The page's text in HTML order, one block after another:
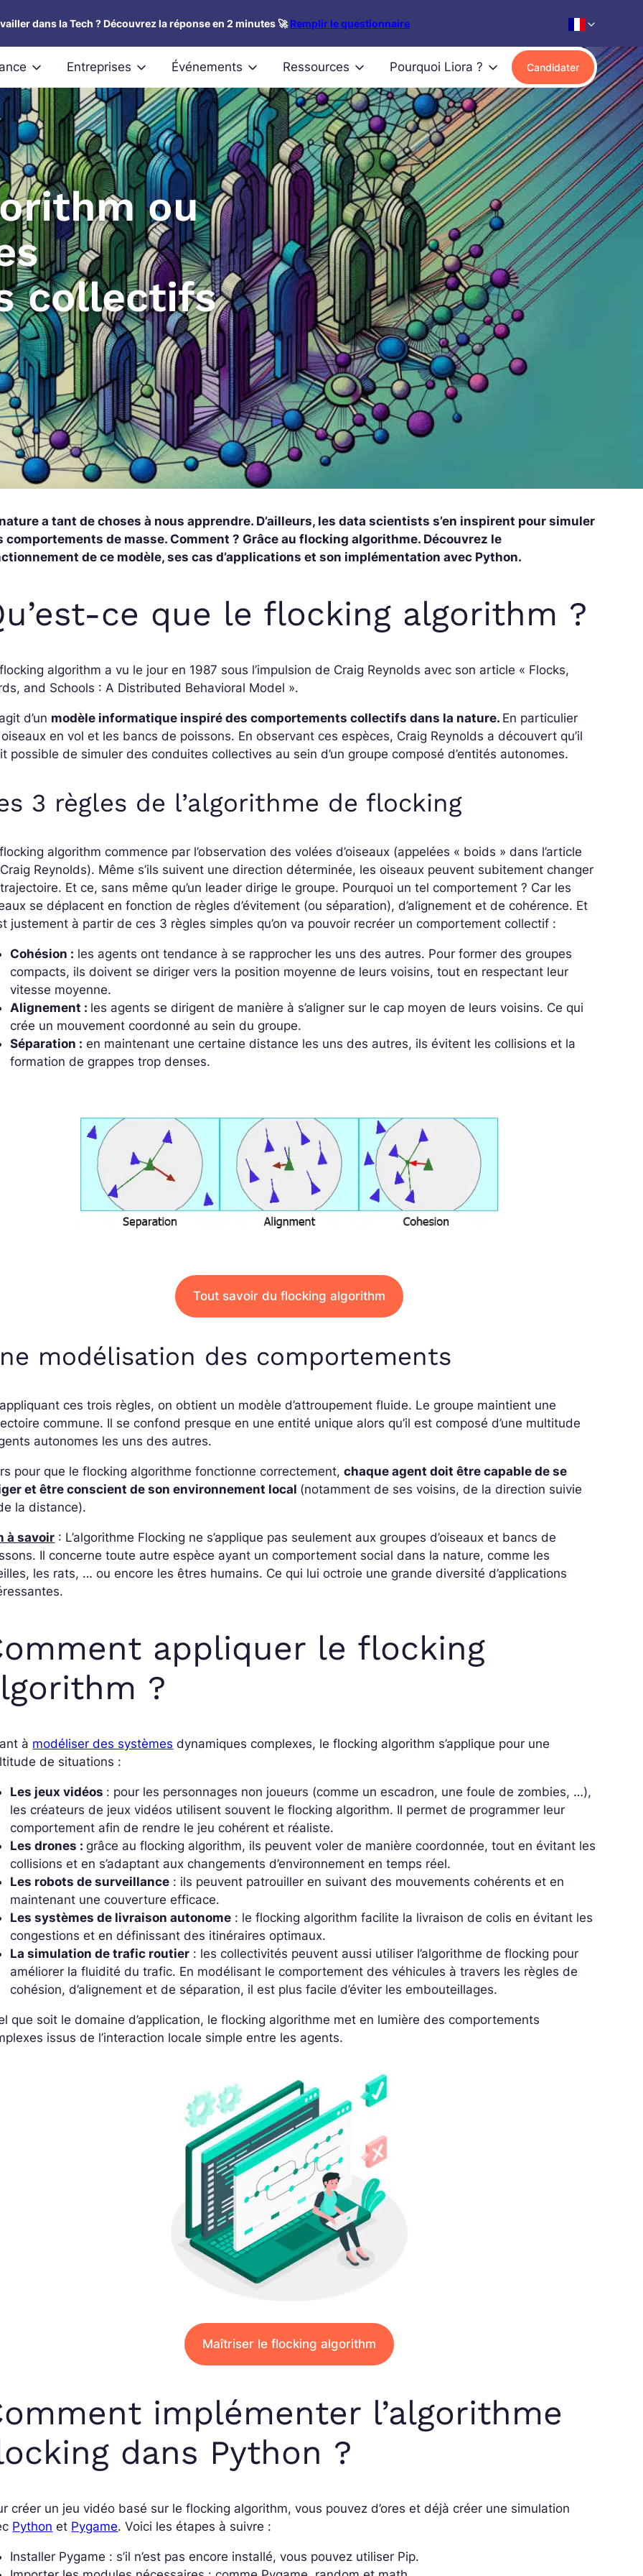
dans la Tech ? Découvrez la réponse en 2 minutes 🚀Remplir le questionnaire
Entreprises Événements Ressources Pourquoi Liora ? Candidater
ou
collectifs
a tant de choses à nous apprendre. D’ailleurs, les data scientists s’en inspirent pour simuler
comportements de masse. Comment ? Grâce au flocking algorithme. Découvrez le
de ce modèle, ses cas d’applications et son implémentation avec Python.
ce que le flocking algorithm ?
algorithm a vu le jour en 1987 sous l’impulsion de Craig Reynolds avec son article « Flocks,
and Schools : A Distributed Behavioral Model ».
d’un modèle informatique inspiré des comportements collectifs dans la nature. En particulier
en vol et les bancs de poissons. En observant ces espèces, Craig Reynolds a découvert qu’il
possible de simuler des conduites collectives au sein d’un groupe composé d’entités autonomes.
3 règles de l’algorithme de flocking
algorithm commence par l’observation des volées d’oiseaux (appelées « boids » dans l’article
Reynolds). Même s’ils suivent une direction déterminée, les oiseaux peuvent subitement changer
Et ce, sans même qu’un leader dirige le groupe. Pourquoi un tel comportement ? Car les
se déplacent en fonction de règles d’évitement (ou séparation), d’alignement et de cohérence. Et
justement à partir de ces 3 règles simples qu’on va pouvoir recréer un comportement collectif :
Cohésion : les agents ont tendance à se rapprocher les uns des autres. Pour former des groupes
compacts, ils doivent se diriger vers la position moyenne de leurs voisins, tout en respectant leur
vitesse moyenne.
Alignement : les agents se dirigent de manière à s’aligner sur le cap moyen de leurs voisins. Ce qui
crée un mouvement coordonné au sein du groupe.
Séparation : en maintenant une certaine distance les uns des autres, ils évitent les collisions et la
formation de grappes trop denses.
Tout savoir du flocking algorithm
modélisation des comportements
ces trois règles, on obtient un modèle d’attroupement fluide. Le groupe maintient une
commune. Il se confond presque en une entité unique alors qu’il est composé d’une multitude
autonomes les uns des autres.
pour que le flocking algorithme fonctionne correctement,chaque agent doit être capable de se
et être conscient de son environnement local (notamment de ses voisins, de la direction suivie
la distance).
à savoir : L’algorithme Flocking ne s’applique pas seulement aux groupes d’oiseaux et bancs de
Il concerne toute autre espèce ayant un comportement social dans la nature, comme les
les rats, … ou encore les êtres humains. Ce qui lui octroie une grande diversité d’applications
appliquer le flocking
?
à modéliser des systèmes dynamiques complexes, le flocking algorithm s’applique pour une
de situations :
Les jeux vidéos : pour les personnages non joueurs (comme un escadron, une foule de zombies, …),
les créateurs de jeux vidéos utilisent souvent le flocking algorithm. Il permet de programmer leur
comportement afin de rendre le jeu cohérent et réaliste.
Les drones : grâce au flocking algorithm, ils peuvent voler de manière coordonnée, tout en évitant les
collisions et en s’adaptant aux changements d’environnement en temps réel.
Les robots de surveillance : ils peuvent patrouiller en suivant des mouvements cohérents et en
maintenant une couverture efficace.
Les systèmes de livraison autonome : le flocking algorithm facilite la livraison de colis en évitant les
congestions et en définissant des itinéraires optimaux.
La simulation de trafic routier : les collectivités peuvent aussi utiliser l’algorithme de flocking pour
améliorer la fluidité du trafic. En modélisant le comportement des véhicules à travers les règles de
cohésion, d’alignement et de séparation, il est plus facile d’éviter les embouteillages.
que soit le domaine d’application, le flocking algorithme met en lumière des comportements
issus de l’interaction locale simple entre les agents.
Maîtriser le flocking algorithm
implémenter l’algorithme
dans Python ?
créer un jeu vidéo basé sur le flocking algorithm, vous pouvez d’ores et déjà créer une simulation
Python et Pygame. Voici les étapes à suivre :
Installer Pygame : s’il n’est pas encore installé, vous pouvez utiliser Pip.